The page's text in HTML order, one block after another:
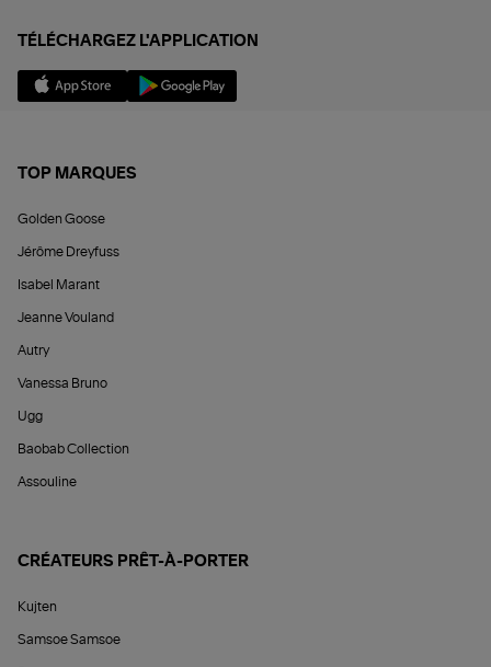
TÉLÉCHARGEZ L'APPLICATION
TOP MARQUES
Golden Goose
Jérôme Dreyfuss
Isabel Marant
Jeanne Vouland
Autry
Vanessa Bruno
Ugg
Baobab Collection
Assouline
CRÉATEURS PRÊT-À-PORTER
Kujten
Samsoe Samsoe